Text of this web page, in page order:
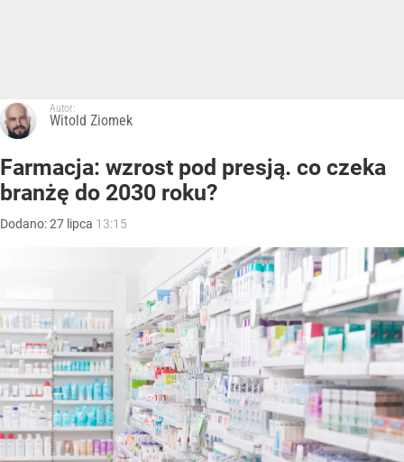
Autor:
Witold Ziomek
Farmacja: wzrost pod presją. co czeka
branżę do 2030 roku?
Dodano:27 lipca 13:15